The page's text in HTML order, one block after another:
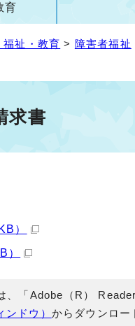
育
福祉・教育 > 障害者福祉
求書
）
）
、「Adobe（R）
ドウ） からダウンロー